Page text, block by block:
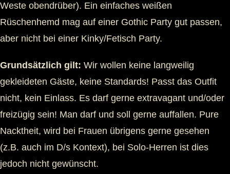
Weste obendrüber). Ein einfaches weißen
Rüschenhemd mag auf einer Gothic Party gut passen,
aber nicht bei einer Kinky/Fetisch Party.
Grundsätzlich gilt: Wir wollen keine langweilig
gekleideten Gäste, keine Standards! Passt das Outfit
nicht, kein Einlass. Es darf gerne extravagant und/oder
freizügig sein! Man darf und soll gerne auffallen. Pure
Nacktheit, wird bei Frauen übrigens gerne gesehen
(z.B. auch im D/s Kontext), bei Solo-Herren ist dies
jedoch nicht gewünscht.